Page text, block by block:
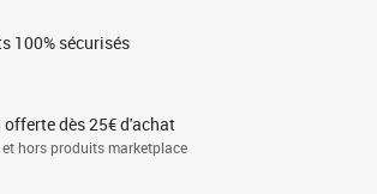
100% sécurisés
dès 25€ d'achat
hors produits marketplace